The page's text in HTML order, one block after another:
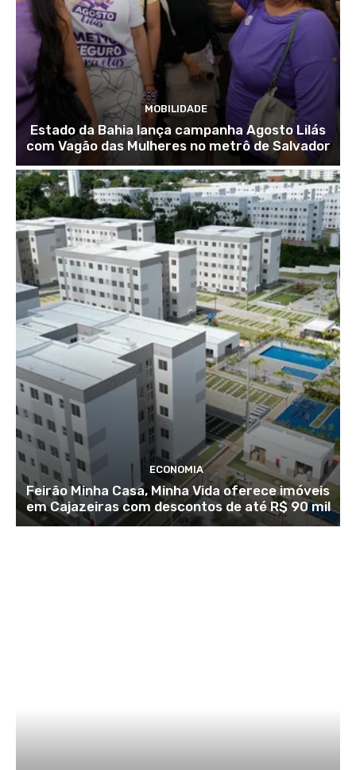
MOBILIDADE
Estado da Bahia lança campanha Agosto Lilás
com Vagão das Mulheres no metrô de Salvador
ECONOMIA
Feirão Minha Casa, Minha Vida oferece imóveis
em Cajazeiras com descontos de até R$ 90 mil